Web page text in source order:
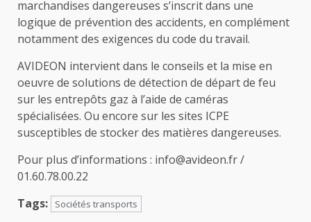
marchandises dangereuses s’inscrit dans une
logique de prévention des accidents, en complément
notamment des exigences du code du travail.
AVIDEON intervient dans le conseils et la mise en
oeuvre de solutions de détection de départ de feu
sur les entrepôts gaz à l’aide de caméras
spécialisées. Ou encore sur les sites ICPE
susceptibles de stocker des matières dangereuses.
Pour plus d’informations : info@avideon.fr /
01.60.78.00.22
Tags:
Sociétés transports